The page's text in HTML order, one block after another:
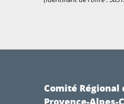
Comité Régional